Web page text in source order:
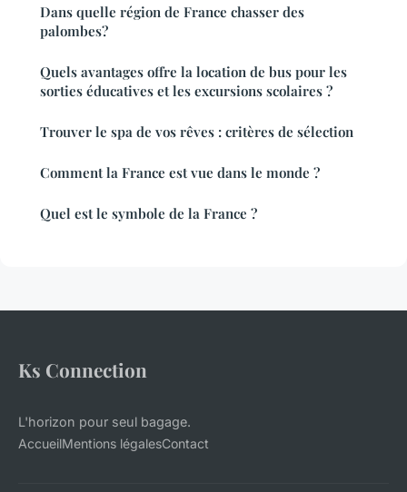
Dans quelle région de France chasser des
palombes?
Quels avantages offre la location de bus pour les
sorties éducatives et les excursions scolaires ?
Trouver le spa de vos rêves : critères de sélection
Comment la France est vue dans le monde ?
Quel est le symbole de la France ?
Ks Connection
L'horizon pour seul bagage.
AccueilMentions légalesContact